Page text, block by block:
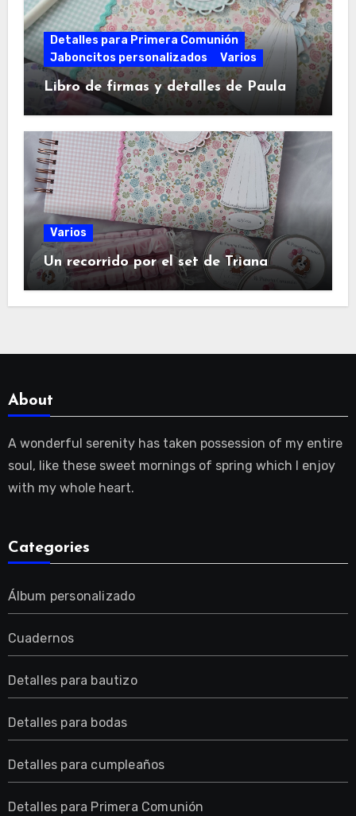
Detalles para Primera Comunión
Jaboncitos personalizados
Varios
Libro de firmas y detalles de Paula
Varios
Un recorrido por el set de Triana
About
A wonderful serenity has taken possession of my entire
soul, like these sweet mornings of spring which I enjoy
with my whole heart.
Categories
Álbum personalizado
Cuadernos
Detalles para bautizo
Detalles para bodas
Detalles para cumpleaños
Detalles para Primera Comunión